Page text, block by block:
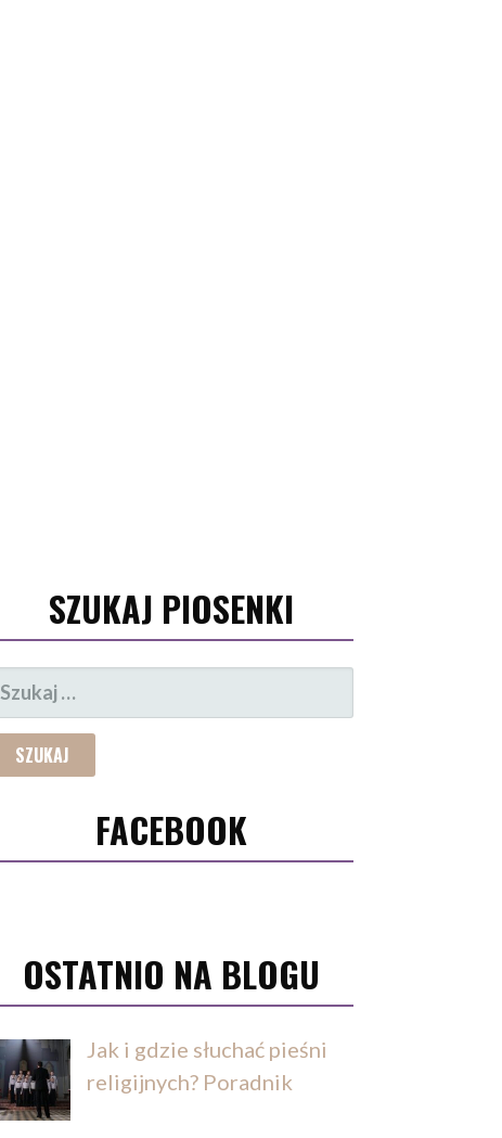
SZUKAJ PIOSENKI
SZUKAJ:
FACEBOOK
OSTATNIO NA BLOGU
Jak i gdzie słuchać pieśni
religijnych? Poradnik